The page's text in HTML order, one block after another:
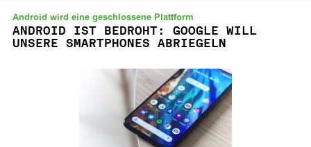
Android wird eine geschlossene Plattform
ANDROID IST BEDROHT: GOOGLE WILL
UNSERE SMARTPHONES ABRIEGELN